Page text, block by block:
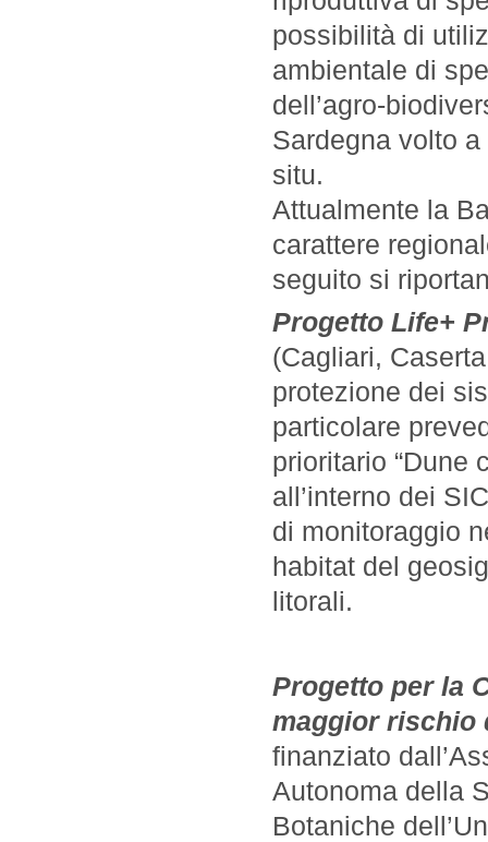
possibilità di
ambientale di
dell’agro-
Sardegna volto
situ.
Attualmente la
carattere
seguito si
Progetto Life+
(Cagliari,
protezione dei
particolare
prioritario “Dune
all’interno dei
di monitoraggio
habitat del
litorali.
Progetto per la
maggior rischio
finanziato
Autonoma della
Botaniche